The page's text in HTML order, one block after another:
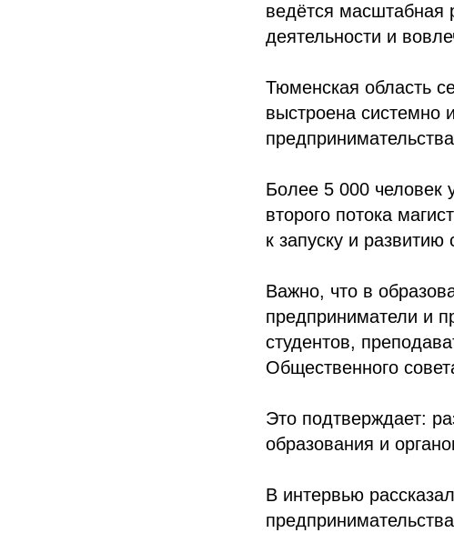
ведётся масштабная
деятельности и
Тюменская область
выстроена системно
Более 5 000 человек
второго потока
к запуску и развитию
Важно, что в
предприниматели и
студентов,
Общественного
Это подтверждает:
образования и
В интервью